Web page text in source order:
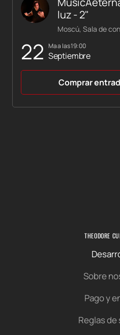
22 ma a las 19:00
Septiembre
luz - 2"
Moscú, Sala de
Comprar
THEODORE
Sobre
Pago y
Reglas